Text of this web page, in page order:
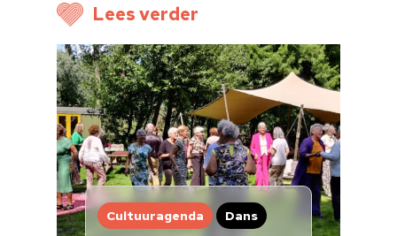
Lees verder
Cultuuragenda Dans
Doneren